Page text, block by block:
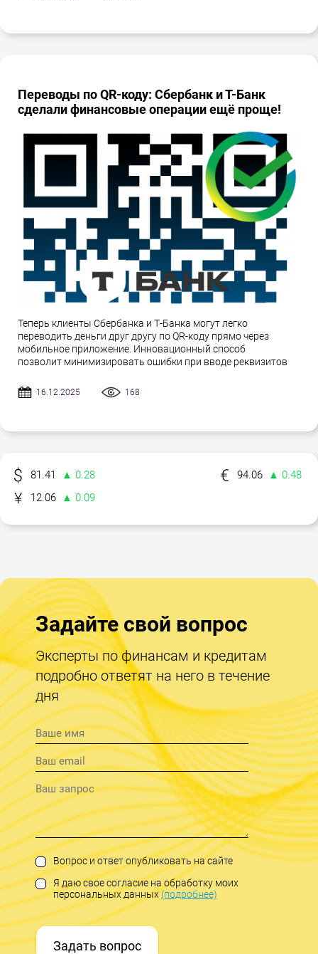
Переводы по QR-коду: Сбербанк и Т-Банк
сделали финансовые операции ещё проще!
Теперь клиенты Сбербанка и Т-Банка могут легко
переводить деньги друг другу по QR-коду прямо через
мобильное приложение. Инновационный способ
позволит минимизировать ошибки при вводе реквизитов
16.12.2025 168
81.41 ▲ 0.28 94.06
▲ 0.48
12.06
▲ 0.09
Задайте свой вопрос
Эксперты по финансам и кредитам
подробно ответят на него в течение
дня
Вопрос и ответ опубликовать на сайте
Я даю свое согласие на обработку моих
персональных данных(подробнее)
Задать вопрос